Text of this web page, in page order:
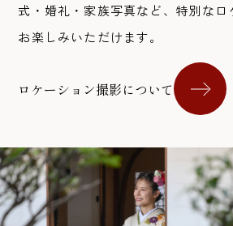
式・婚礼・家族写真など、特別なロ
お楽しみいただけます。
ロケーション撮影について